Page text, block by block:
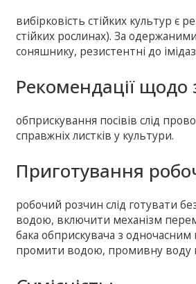
вибірковість стійких культур є
стійких рослинах). За
соняшнику, резистентні до
Рекомендації щодо
обприскування посівів слід
справжніх листків у культури.
Приготування
робочий розчин слід готувати
водою, включити механізм
бака обприскувача з
промити водою, промивну воду